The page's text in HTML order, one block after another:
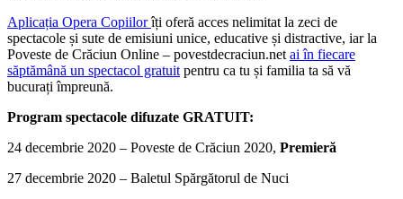
Aplicația Opera Copiilorîți oferă acces nelimitat la zeci de
spectacole și sute de emisiuni unice, educative și distractive, iar la
Poveste de Crăciun Online – povestdecraciun.net ai în fiecare
săptămână un spectacol gratuit pentru ca tu și familia ta să vă
bucurați împreună.
Program spectacole difuzate GRATUIT:
24 decembrie 2020 – Poveste de Crăciun 2020, Premieră
27 decembrie 2020 – Baletul Spărgătorul de Nuci